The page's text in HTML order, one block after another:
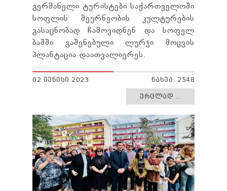
გერმანელი ტურისტები საქართველოში
სოფლის მეურნეობის კულტურების
გასაცნობად ჩამოვიდნენ და სოფელ
ბაშში გაშენებული ლურჯი მოცვის
პლანტაცია დაათვალიერეს.
02 ᲘᲕᲜᲘᲡᲘ 2023 ᲜᲐᲮᲕᲐ: 2548
ᲕᲠᲪᲚᲐᲓ ...